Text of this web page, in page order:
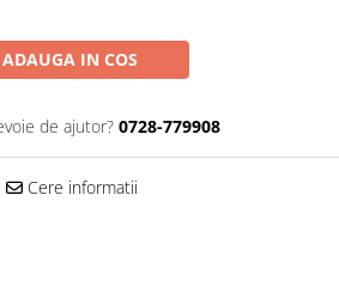
ADAUGA IN COS
de ajutor? 0728-779908
Cere informatii